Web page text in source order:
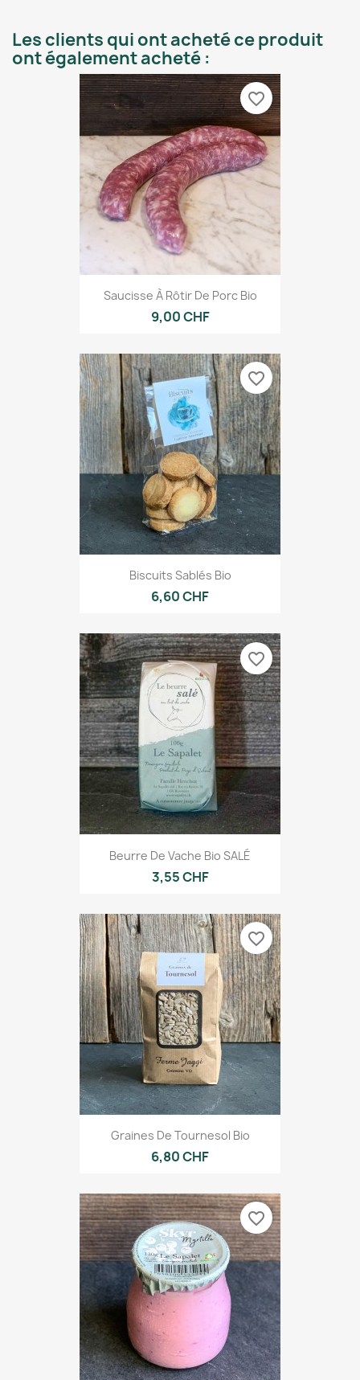
Les clients qui ont acheté ce produit
ont également acheté :
Saucisse À Rôtir De Porc Bio
9,00 CHF
favorite_border
Biscuits Sablés Bio
6,60 CHF
favorite_border
Beurre De Vache Bio SALÉ
3,55 CHF
favorite_border
Graines De Tournesol Bio
6,80 CHF
favorite_border
favorite_border